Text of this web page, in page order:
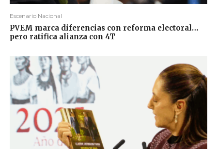
Escenario Nacional
PVEM marca diferencias con reforma electoral…
pero ratifica alianza con 4T